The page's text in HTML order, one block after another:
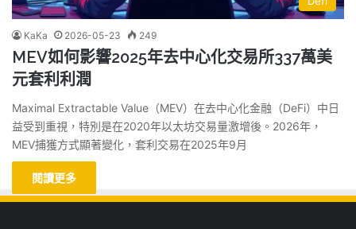
KaKa 2026-05-23 249
MEV如何影響2025年去中心化交易所337萬美
元套利利潤
Maximal Extractable Value（MEV）在去中心化金融（DeFi）中日
益受到重視，特別是在2020年以太坊交易量激增後。2026年，
MEV捕獲方式顯著變化，套利交易在2025年9月
閱讀更多